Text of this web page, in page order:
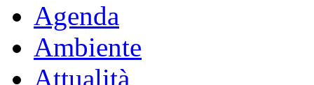
Agenda
Ambiente
Attualità